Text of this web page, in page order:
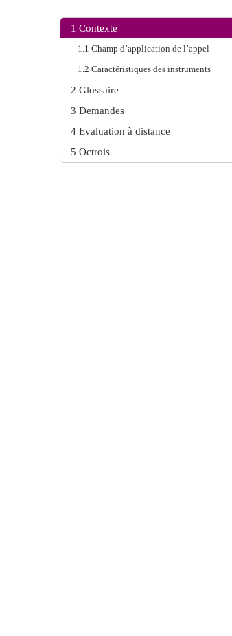
1 Contexte
1.1 Champ d’application de l’appel
1.2 Caractéristiques des instruments
2 Glossaire
3 Demandes
4 Evaluation à distance
5 Octrois